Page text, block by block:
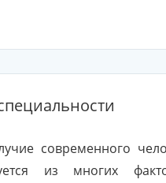
современного
из многих